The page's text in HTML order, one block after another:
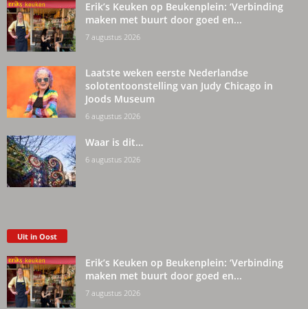
Erik’s Keuken op Beukenplein: ‘Verbinding
maken met buurt door goed en...
7 augustus 2026
Laatste weken eerste Nederlandse
solotentoonstelling van Judy Chicago in
Joods Museum
6 augustus 2026
Waar is dit…
6 augustus 2026
Uit in Oost
Erik’s Keuken op Beukenplein: ‘Verbinding
maken met buurt door goed en...
7 augustus 2026